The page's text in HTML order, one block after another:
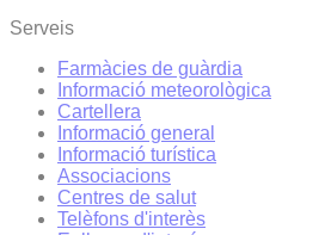
Serveis
Farmàcies de guàrdia
Informació meteorològica
Cartellera
Informació general
Informació turística
Associacions
Centres de salut
Telèfons d'interès